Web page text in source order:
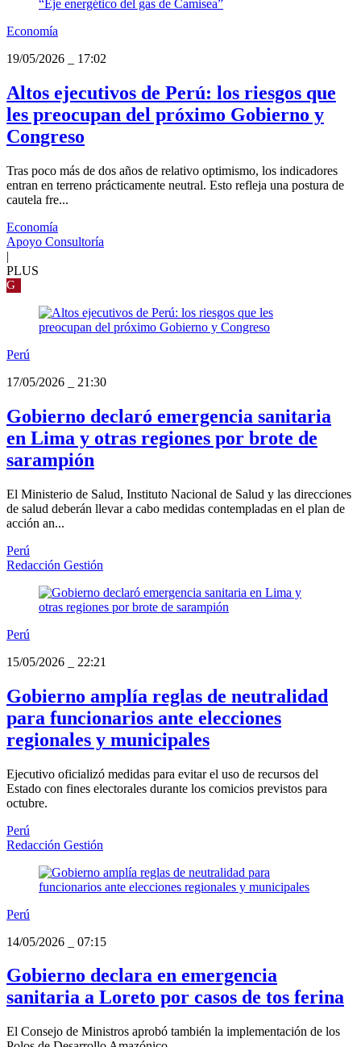
Economía
19/05/2026
17:02
Altos ejecutivos de Perú: los riesgos que
les preocupan del próximo Gobierno y
Congreso
Tras poco más de dos años de relativo optimismo, los indicadores
entran en terreno prácticamente neutral. Esto refleja una postura de
cautela fre...
Economía
Apoyo Consultoría
|
PLUS
G
Perú
17/05/2026
21:30
Gobierno declaró emergencia sanitaria
en Lima y otras regiones por brote de
sarampión
El Ministerio de Salud, Instituto Nacional de Salud y las direcciones
de salud deberán llevar a cabo medidas contempladas en el plan de
acción an...
Perú
Redacción Gestión
Perú
15/05/2026
22:21
Gobierno amplía reglas de neutralidad
para funcionarios ante elecciones
regionales y municipales
Ejecutivo oficializó medidas para evitar el uso de recursos del
Estado con fines electorales durante los comicios previstos para
octubre.
Perú
Redacción Gestión
Perú
14/05/2026
07:15
Gobierno declara en emergencia
sanitaria a Loreto por casos de tos ferina
El Consejo de Ministros aprobó también la implementación de los